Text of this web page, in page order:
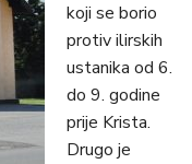
koji se borio
protiv ilirskih
ustanika od 6.
do 9. godine
prije Krista.
Drugo je